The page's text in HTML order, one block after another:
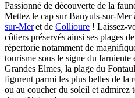
Passionné de découverte de la
Mettez le cap sur Banyuls-sur-Mer
sur-Meret de Collioure ! Laissez-
côtiers préservés ainsi ses plages
répertorie notamment de
tourisme sous le signe du farniente
Grandes Elmes, la plage du
figurent parmi les plus belles de la
ou au coucher du soleil et admirez